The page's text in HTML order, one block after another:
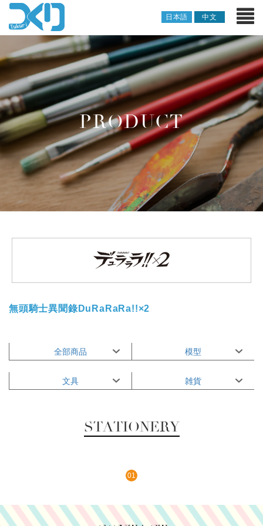
日本語 中文
PRODUCT
無頭騎士異聞錄DuRaRaRa!!×2
全部商品 模型
文具 雑貨
STATIONERY
01